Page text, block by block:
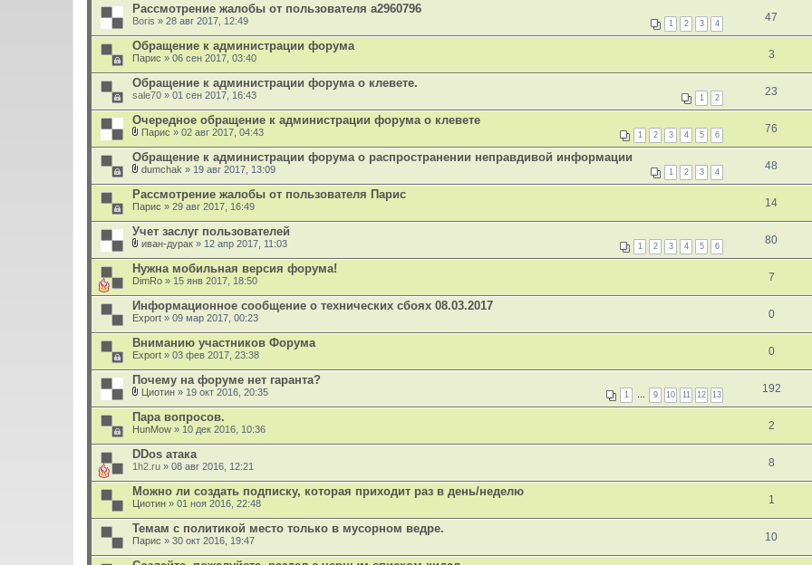
л
о
ж
е
н
и
Рассмотрение жалобы от пользователя a2960796
1 2 3 4
Boris » 28 авг 2017, 12:49 47
Обращение к администрации форума
Парис » 06 сен 2017, 03:40 3
Обращение к администрации форума о клевете.
1 2
sale70 » 01 сен 2017, 16:43 23
Очередное обращение к администрации форума о клевете
1 2 3 4 5 6
л
о
ж
е
н
и
Парис » 02 авг 2017, 04:43 76
Обращение к администрации форума о распространении неправдивой информации
1 2 3 4
л
о
ж
е
н
и
dumchak » 19 авг 2017, 13:09 48
Рассмотрение жалобы от пользователя Парис
Парис » 29 авг 2017, 16:49 14
Учет заслуг пользователей
1 2 3 4 5 6
л
о
ж
е
н
и
иван-дурак » 12 апр 2017, 11:03 80
Нужна мобильная версия форума!
DimRo » 15 янв 2017, 18:50 7
Информационное сообщение о технических сбоях 08.03.2017
Export » 09 мар 2017, 00:23 0
Вниманию участников Форума
Export » 03 фев 2017, 23:38 0
Почему на форуме нет гаранта?
1 … 9 10 11 12 13
л
о
ж
е
н
и
Циотин » 19 окт 2016, 20:35 192
Пара вопросов.
HunMow » 10 дек 2016, 10:36 2
DDos атака
1h2.ru » 08 авг 2016, 12:21 8
Можно ли создать подписку, которая приходит раз в день/неделю
Циотин » 01 ноя 2016, 22:48 1
Темам с политикой место только в мусорном ведре.
Парис » 30 окт 2016, 19:47 10